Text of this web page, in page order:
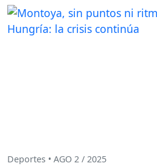
Deportes • AGO 2 / 2025